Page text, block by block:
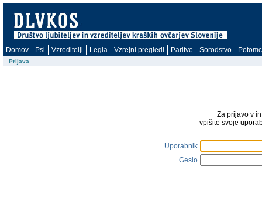
Domov Psi Vzreditelji Legla Vzrejni pregledi Paritve Sorodstvo
Prijava
Za prijavo v
vpišite svoje
Uporabnik
Geslo